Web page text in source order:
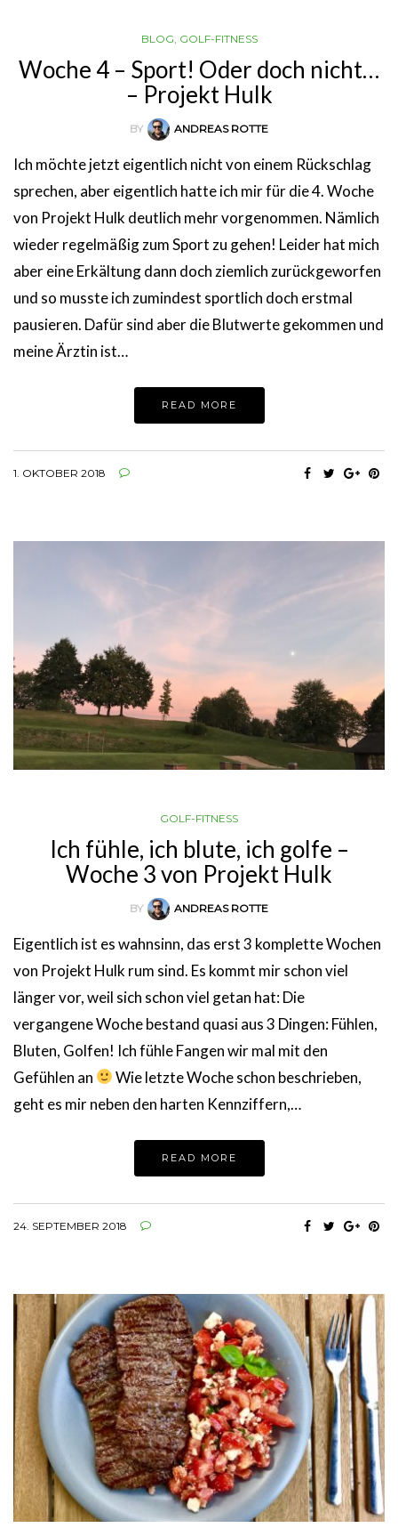
BLOG GOLF-FITNESS
Woche 4 – Sport! Oder doch nicht…
– Projekt Hulk
BY ANDREAS ROTTE
Ich möchte jetzt eigentlich nicht von einem Rückschlag
sprechen, aber eigentlich hatte ich mir für die 4. Woche
von Projekt Hulk deutlich mehr vorgenommen. Nämlich
wieder regelmäßig zum Sport zu gehen! Leider hat mich
aber eine Erkältung dann doch ziemlich zurückgeworfen
und so musste ich zumindest sportlich doch erstmal
pausieren. Dafür sind aber die Blutwerte gekommen und
meine Ärztin ist…
READ MORE
1. OKTOBER 2018
GOLF-FITNESS
Ich fühle, ich blute, ich golfe –
Woche 3 von Projekt Hulk
BY ANDREAS ROTTE
Eigentlich ist es wahnsinn, das erst 3 komplette Wochen
von Projekt Hulk rum sind. Es kommt mir schon viel
länger vor, weil sich schon viel getan hat: Die
vergangene Woche bestand quasi aus 3 Dingen: Fühlen,
Bluten, Golfen! Ich fühle Fangen wir mal mit den
Gefühlen an
Wie letzte Woche schon beschrieben,
geht es mir neben den harten Kennziffern,…
READ MORE
24. SEPTEMBER 2018